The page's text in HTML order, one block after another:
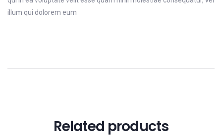
illum qui dolorem eum
Related products